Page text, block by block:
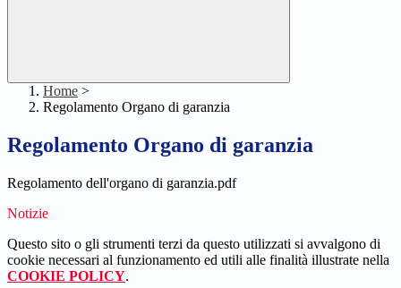
Home >
Regolamento Organo di garanzia
Regolamento Organo di garanzia
Regolamento dell'organo di garanzia.pdf
Notizie
Questo sito o gli strumenti terzi da questo utilizzati si avvalgono di
cookie necessari al funzionamento ed utili alle finalità illustrate nella
COOKIE POLICY.